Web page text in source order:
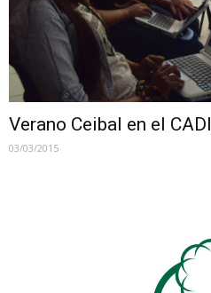
Verano Ceibal en el CADI
03/03/2015